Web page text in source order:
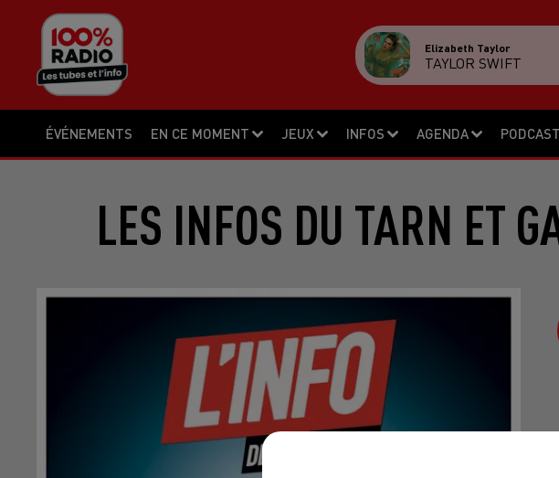
ÉVÉNEMENTS EN CE MOMENT JEUX INFOS AGENDA PODCAST
Elizabeth Taylor
TAYLOR SWIFT
LES INFOS DU TARN ET